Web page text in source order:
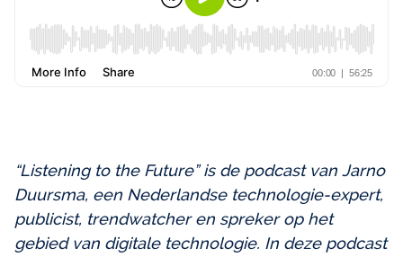
“Listening to the Future” is de podcast van Jarno
Duursma, een Nederlandse technologie-expert,
publicist, trendwatcher en spreker op het
gebied van digitale technologie. In deze podcast